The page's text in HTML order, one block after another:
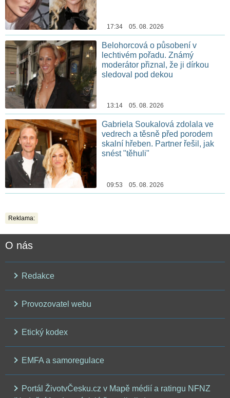
17:34 05. 08. 2026
Belohorcová o působení v
lechtivém pořadu. Známý
moderátor přiznal, že ji dírkou
sledoval pod dekou
13:14 05. 08. 2026
Gabriela Soukalová zdolala ve
vedrech a těsně před porodem
skalní hřeben. Partner řešil, jak
snést "těhuli"
09:53 05. 08. 2026
Reklama:
O nás
Redakce
Provozovatel webu
Etický kodex
EMFA a samoregulace
Portál ŽivotvČesku.cz v Mapě médií a ratingu NFNZ